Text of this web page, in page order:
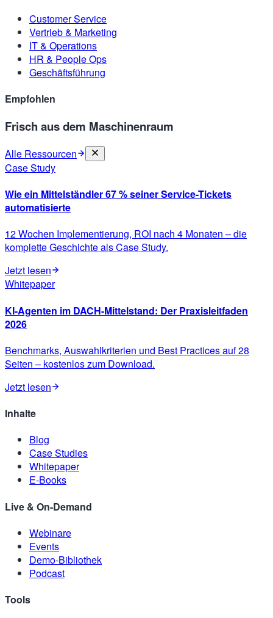
Customer Service
Vertrieb & Marketing
IT & Operations
HR & People Ops
Geschäftsführung
Empfohlen
Frisch aus dem Maschinenraum
Alle Ressourcen
Case Study
Wie ein Mittelständler 67 % seiner Service-Tickets
automatisierte
12 Wochen Implementierung, ROI nach 4 Monaten – die
komplette Geschichte als Case Study.
Jetzt lesen
Whitepaper
KI-Agenten im DACH-Mittelstand: Der Praxisleitfaden
2026
Benchmarks, Auswahlkriterien und Best Practices auf 28
Seiten – kostenlos zum Download.
Jetzt lesen
Inhalte
Blog
Case Studies
Whitepaper
E-Books
Live & On-Demand
Webinare
Events
Demo-Bibliothek
Podcast
Tools